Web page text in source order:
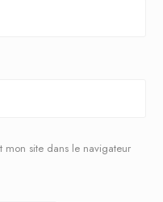
mon site dans le navigateur